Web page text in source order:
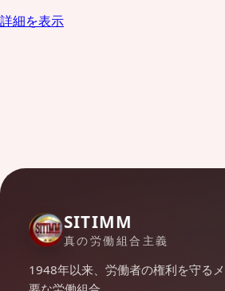
詳細を表示
SITIMM
真の労働組合主義
1948年以来、労働者の権利を守る